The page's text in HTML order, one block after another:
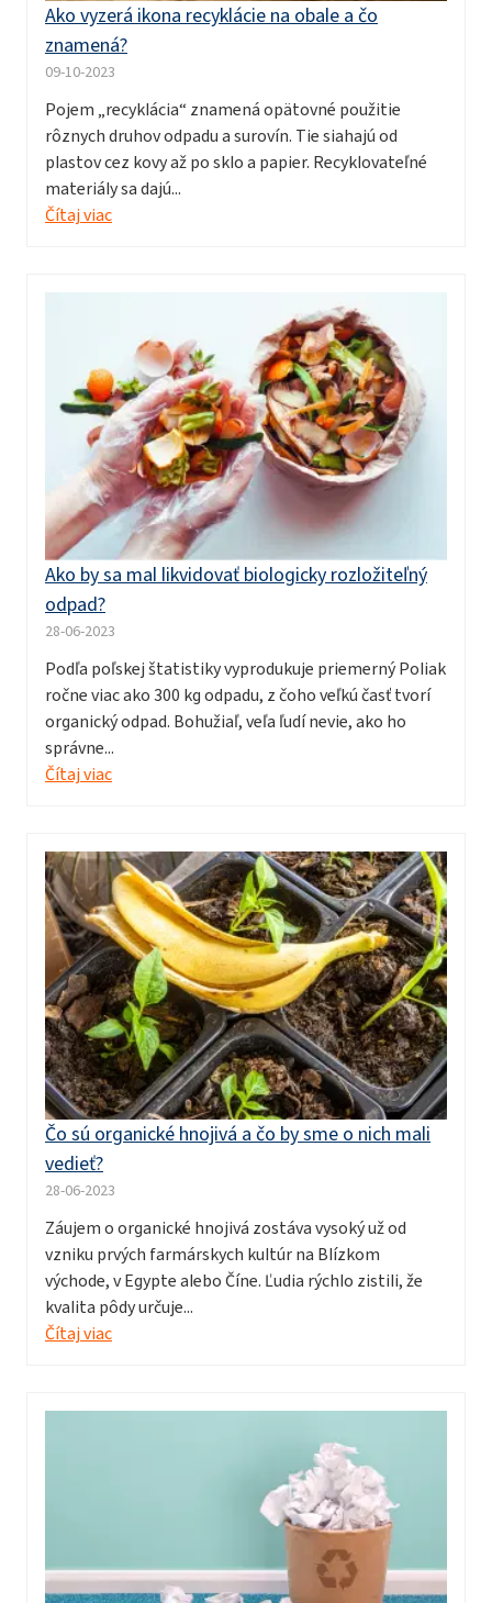
Ako vyzerá ikona recyklácie na obale a čo
znamená?
09-10-2023
Pojem „recyklácia“ znamená opätovné použitie
rôznych druhov odpadu a surovín. Tie siahajú od
plastov cez kovy až po sklo a papier. Recyklovateľné
materiály sa dajú...
Čítaj viac
Ako by sa mal likvidovať biologicky rozložiteľný
odpad?
28-06-2023
Podľa poľskej štatistiky vyprodukuje priemerný Poliak
ročne viac ako 300 kg odpadu, z čoho veľkú časť tvorí
organický odpad. Bohužiaľ, veľa ľudí nevie, ako ho
správne...
Čítaj viac
Čo sú organické hnojivá a čo by sme o nich mali
vedieť?
28-06-2023
Záujem o organické hnojivá zostáva vysoký už od
vzniku prvých farmárskych kultúr na Blízkom
východe, v Egypte alebo Číne. Ľudia rýchlo zistili, že
kvalita pôdy určuje...
Čítaj viac